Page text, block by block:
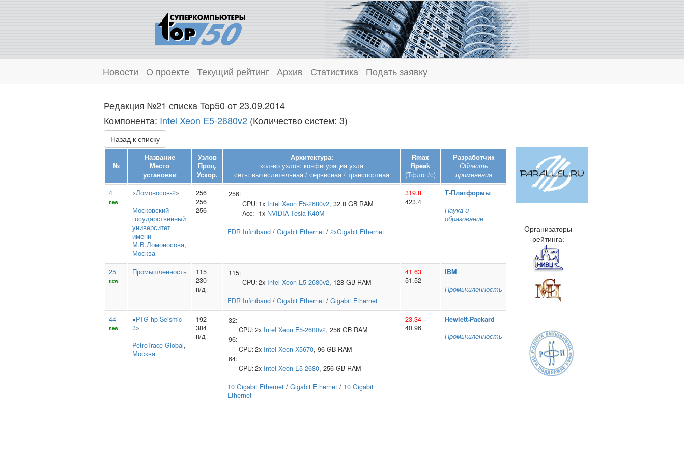
Новости О проекте Текущий рейтинг Архив Статистика Подать заявку
Редакция №21 списка Top50 от 23.09.2014
Компонента: Intel Xeon E5-2680v2 (Количество систем: 3)
Назад к списку
№
Название
Место
установки
Узлов
Проц.
Ускор.
Архитектура:
кол-во узлов: конфигурация узла
сеть: вычислительная / сервисная / транспортная
Rmax
Rpeak
(Тфлоп/с)
Разработчик
Область
применения
4
new
«Ломоносов-2»
Московский
государственный
университет
имени
М.В.Ломоносова,
Москва
256
256
256
256:
CPU: 1x Intel Xeon E5-2680v2, 32.8 GB RAM
Acc: 1x NVIDIA Tesla K40M
FDR Infiniband / Gigabit Ethernet / 2xGigabit Ethernet
319.8
423.4
Т‑Платформы
Наука и
образование
25
new
Промышленность
115
230
н/д
115:
CPU:2x Intel Xeon E5-2680v2, 128 GB RAM
FDR Infiniband / Gigabit Ethernet / Gigabit Ethernet
41.63
51.52
IBM
Промышленность
44
new
«PTG-hp Seismic
3»
PetroTrace Global,
Москва
192
384
н/д
32:
CPU:2x Intel Xeon E5-2680v2, 256 GB RAM
96:
CPU:2x Intel Xeon X5670, 96 GB RAM
64:
CPU:2x Intel Xeon E5-2680, 256 GB RAM
10 Gigabit Ethernet / Gigabit Ethernet / 10 Gigabit
Ethernet
23.34
40.96
Hewlett‑Packard
Промышленность
Организаторы
рейтинга: